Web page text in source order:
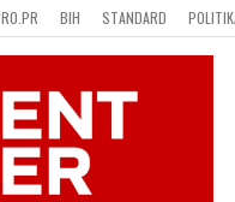
BIH STANDARD
IN BH
KONTAKT